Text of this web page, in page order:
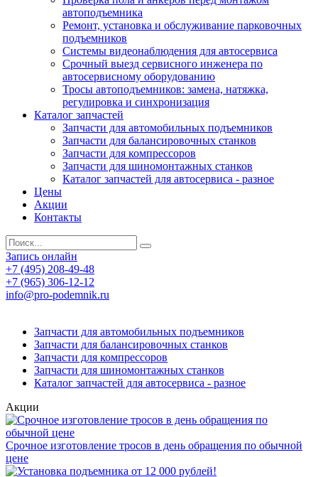
автоподъемника
Ремонт, установка и обслуживание парковочных
подъемников
Системы видеонаблюдения для автосервиса
Срочный выезд сервисного инженера по
автосервисному оборудованию
Тросы автоподъемников: замена, натяжка,
регулировка и синхронизация
Каталог запчастей
Запчасти для автомобильных подъемников
Запчасти для балансировочных станков
Запчасти для компрессоров
Запчасти для шиномонтажных станков
Каталог запчастей для автосервиса - разное
Цены
Акции
Контакты
Запись онлайн
+7 (495) 208-49-48
+7 (965) 306-12-12
info@pro-podemnik.ru
Запчасти для автомобильных подъемников
Запчасти для балансировочных станков
Запчасти для компрессоров
Запчасти для шиномонтажных станков
Каталог запчастей для автосервиса - разное
Акции
Срочное изготовление тросов в день обращения по обычной
цене